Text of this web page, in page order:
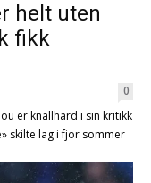
helt uten
fikk
0
er knallhard i sin kritikk